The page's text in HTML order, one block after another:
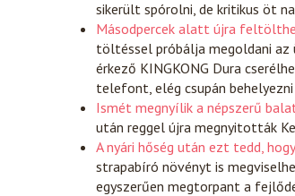
sikerült spórolni, de kritikus öt
Másodpercek alatt újra
töltéssel próbálja megoldani az
érkező KINGKONG Dura
telefont, elég csupán
Ismét megnyílik a népszerű
után reggel újra megnyitották
A nyári hőség után ezt tedd,
strapabíró növényt is
egyszerűen megtorpant a